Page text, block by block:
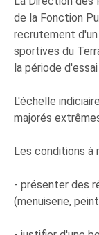
de la Fonction
recrutement
sportives du
la période
L'échelle
majorés
Les conditions à
- présenter des
(menuiserie,